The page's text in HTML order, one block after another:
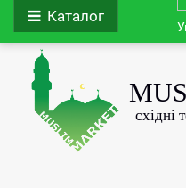
Каталог